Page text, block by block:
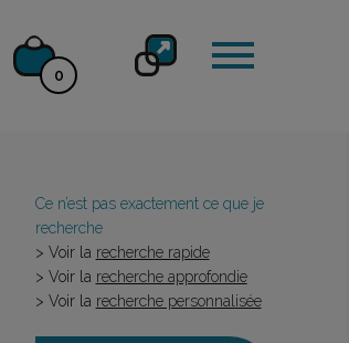
0
Ce n’est pas exactement ce que je
recherche
> Voir la recherche rapide
> Voir la recherche approfondie
> Voir la recherche personnalisée